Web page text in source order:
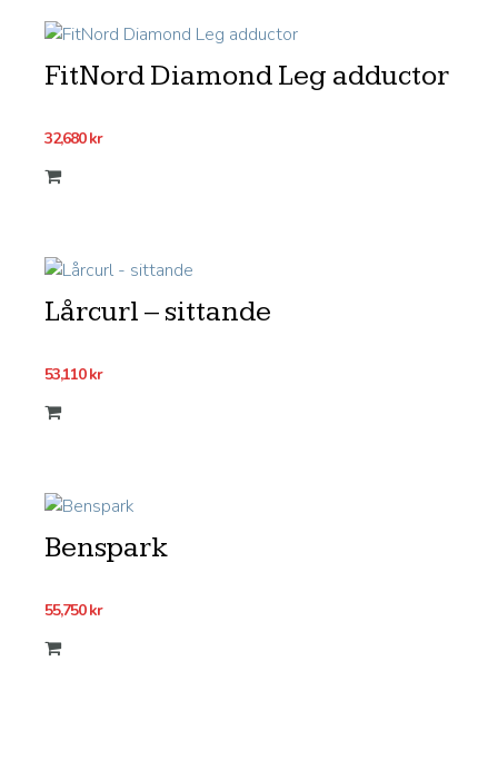
FitNord Diamond Leg adductor
32,680kr
Lårcurl – sittande
53,110kr
Benspark
55,750kr